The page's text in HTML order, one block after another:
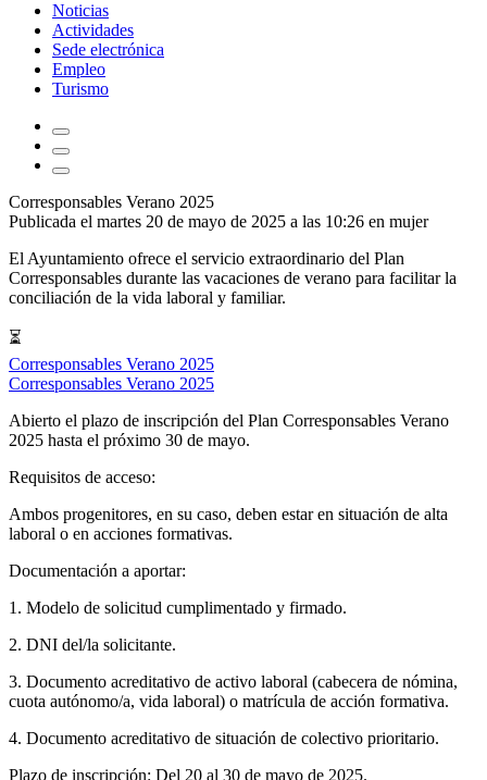
Noticias
Actividades
Sede electrónica
Empleo
Turismo
Corresponsables Verano 2025
Publicada el martes 20 de mayo de 2025 a las 10:26 en mujer
El Ayuntamiento ofrece el servicio extraordinario del Plan
Corresponsables durante las vacaciones de verano para facilitar la
conciliación de la vida laboral y familiar.
⏳
Corresponsables Verano 2025
Corresponsables Verano 2025
Abierto el plazo de inscripción del Plan Corresponsables Verano
2025 hasta el próximo 30 de mayo.
Requisitos de acceso:
Ambos progenitores, en su caso, deben estar en situación de alta
laboral o en acciones formativas.
Documentación a aportar:
1. Modelo de solicitud cumplimentado y firmado.
2. DNI del/la solicitante.
3. Documento acreditativo de activo laboral (cabecera de nómina,
cuota autónomo/a, vida laboral) o matrícula de acción formativa.
4. Documento acreditativo de situación de colectivo prioritario.
Plazo de inscripción: Del 20 al 30 de mayo de 2025.